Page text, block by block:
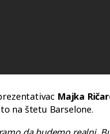
Majka
na štetu Barselone.